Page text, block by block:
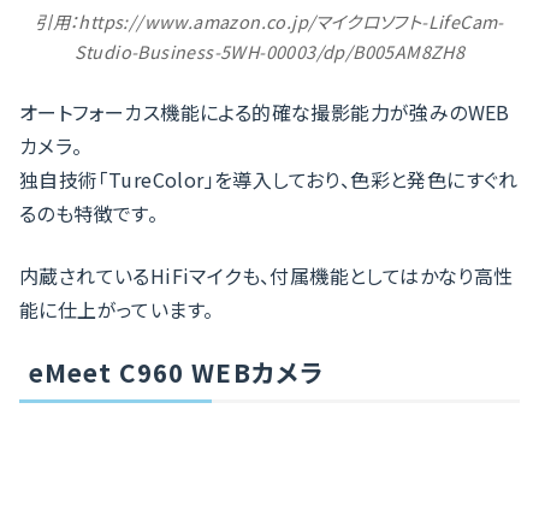
引用：https://www.amazon.co.jp/マイクロソフト-LifeCam-
Studio-Business-5WH-00003/dp/B005AM8ZH8
オートフォーカス機能による的確な撮影能力が強みのWEB
カメラ。
独自技術「TureColor」を導入しており、色彩と発色にすぐれ
るのも特徴です。
内蔵されているHiFiマイクも、付属機能としてはかなり高性
能に仕上がっています。
eMeet C960 WEBカメラ